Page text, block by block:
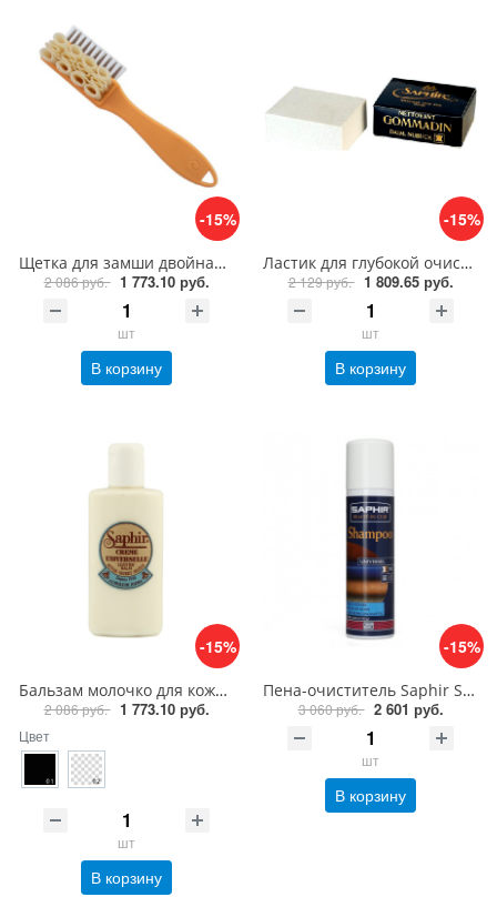
-15%
Щетка для замши двойная Saphir Brosse Nubuck Microfibres
2 086 руб. 1 773.10 руб.
шт
В корзину
-15%
Ластик для глубокой очистки замши, нубука Saphir MEDAILLE D'OR Gommadin
2 129 руб. 1 809.65 руб.
шт
В корзину
-15%
Бальзам молочко для кожи Saphir Creme universelle, 150 мл.
2 086 руб. 1 773.10 руб.
Цвет
шт
В корзину
-15%
Пена-очиститель Saphir Shampoo, 150 мл
3 060 руб. 2 601 руб.
шт
В корзину